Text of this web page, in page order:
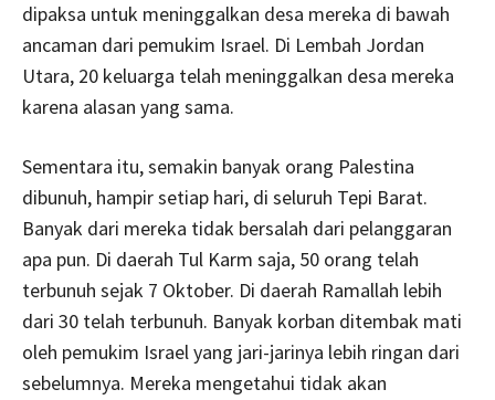
dipaksa untuk meninggalkan desa mereka di bawah
ancaman dari pemukim Israel. Di Lembah Jordan
Utara, 20 keluarga telah meninggalkan desa mereka
karena alasan yang sama.
Sementara itu, semakin banyak orang Palestina
dibunuh, hampir setiap hari, di seluruh Tepi Barat.
Banyak dari mereka tidak bersalah dari pelanggaran
apa pun. Di daerah Tul Karm saja, 50 orang telah
terbunuh sejak 7 Oktober. Di daerah Ramallah lebih
dari 30 telah terbunuh. Banyak korban ditembak mati
oleh pemukim Israel yang jari-jarinya lebih ringan dari
sebelumnya. Mereka mengetahui tidak akan